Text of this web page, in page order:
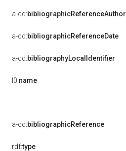
a-cd:bibliographicReferenceAuthor
a-cd:bibliographicReferenceDate
a-cd:bibliographyLocalIdentifier
l0:name
a-cd:bibliographicReference
rdf:type